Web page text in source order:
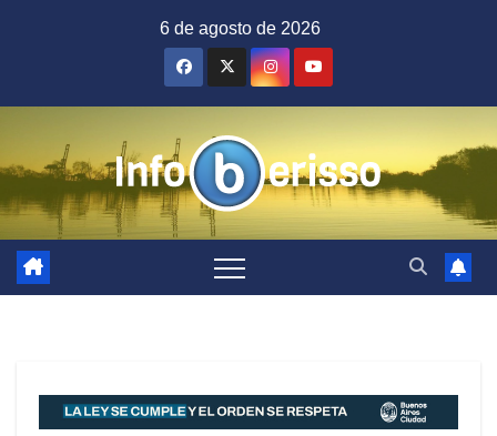
6 de agosto de 2026